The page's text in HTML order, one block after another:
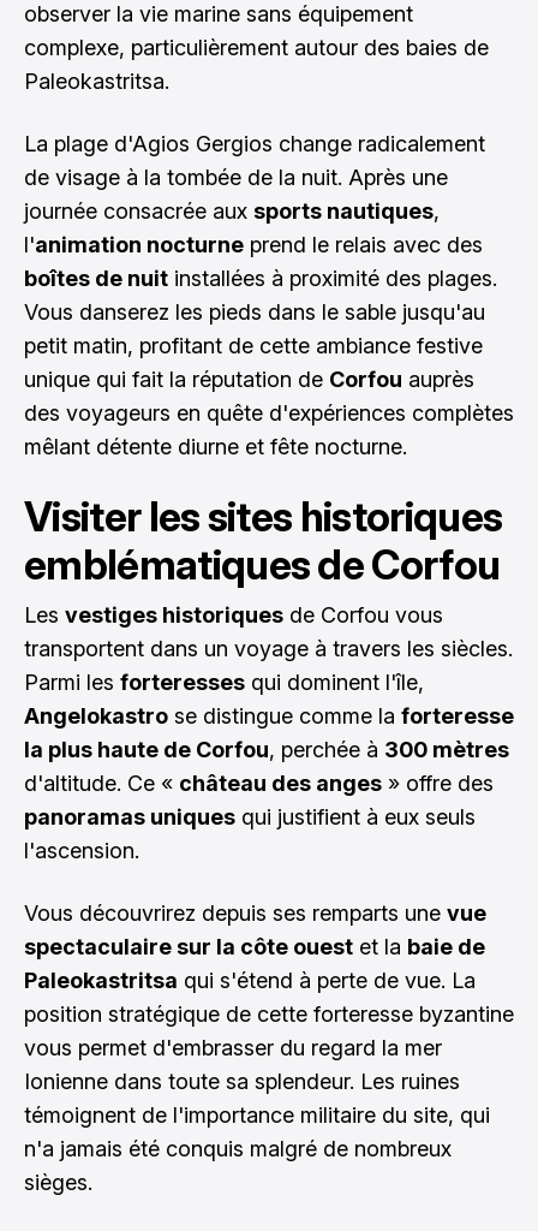
observer la vie marine sans équipement
complexe, particulièrement autour des baies de
Paleokastritsa.
La plage d'Agios Gergios change radicalement
de visage à la tombée de la nuit. Après une
journée consacrée aux sports nautiques,
l'animation nocturne prend le relais avec des
boîtes de nuit installées à proximité des plages.
Vous danserez les pieds dans le sable jusqu'au
petit matin, profitant de cette ambiance festive
unique qui fait la réputation de Corfou auprès
des voyageurs en quête d'expériences complètes
mêlant détente diurne et fête nocturne.
Visiter les sites historiques
emblématiques de Corfou
Les vestiges historiques de Corfou vous
transportent dans un voyage à travers les siècles.
Parmi les forteresses qui dominent l'île,
Angelokastro se distingue comme la forteresse
la plus haute de Corfou, perchée à 300 mètres
d'altitude. Ce « château des anges » offre des
panoramas uniques qui justifient à eux seuls
l'ascension.
Vous découvrirez depuis ses remparts une vue
spectaculaire sur la côte ouest et la baie de
Paleokastritsa qui s'étend à perte de vue. La
position stratégique de cette forteresse byzantine
vous permet d'embrasser du regard la mer
Ionienne dans toute sa splendeur. Les ruines
témoignent de l'importance militaire du site, qui
n'a jamais été conquis malgré de nombreux
sièges.